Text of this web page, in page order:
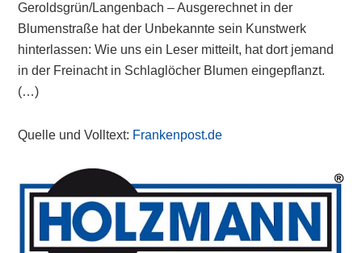
Geroldsgrün/Langenbach – Ausgerechnet in der
Blumenstraße hat der Unbekannte sein Kunstwerk
hinterlassen: Wie uns ein Leser mitteilt, hat dort jemand
in der Freinacht in Schlaglöcher Blumen eingepflanzt.
(…)
Quelle und Volltext: Frankenpost.de
Primary
Sidebar